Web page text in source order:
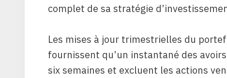
complet de sa stratégie
Les mises à jour trimestrielles du
fournissent qu’un instantané des
six semaines et excluent les actions